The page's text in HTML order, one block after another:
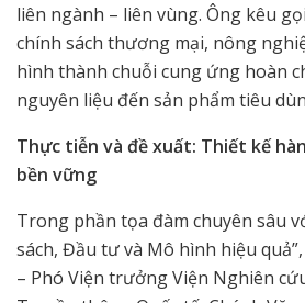
liên ngành – liên vùng. Ông kêu
chính sách thương mại, nông
hình thành chuỗi cung ứng hoàn
nguyên liệu đến sản phẩm tiêu
Thực tiễn và đề xuất: Thiết kế
bền vững
Trong phần tọa đàm chuyên sâu
sách, Đầu tư và Mô hình hiệu
– Phó Viện trưởng Viện Nghiên